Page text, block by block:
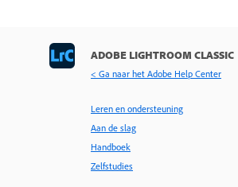
ADOBE LIGHTROOM CLASSIC
< Ga naar het Adobe Help Center
Leren en ondersteuning
Aan de slag
Handboek
Zelfstudies